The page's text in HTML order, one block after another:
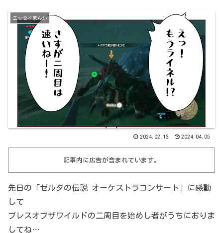
エッセイまんが
2024.02.13 2024.04.05
記事内に広告が含まれています。
先日の「ゼルダの伝説 オーケストラコンサート」に感動
して
ブレスオブザワイルドの二周目を始めし者がうちにおりま
してね…